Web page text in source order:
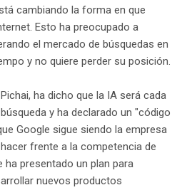
cambiando la forma en que
Esto ha preocupado a
el mercado de búsquedas en
y no quiere perder su posición.
ha dicho que la IA será cada
y ha declarado un "código
Google sigue siendo la empresa
frente a la competencia de
ha presentado un plan para
nuevos productos